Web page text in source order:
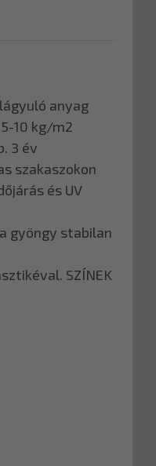
anyag
10 kg/m2
3 év
szakaszokon
és UV
gyöngy stabilan
SZÍNEK